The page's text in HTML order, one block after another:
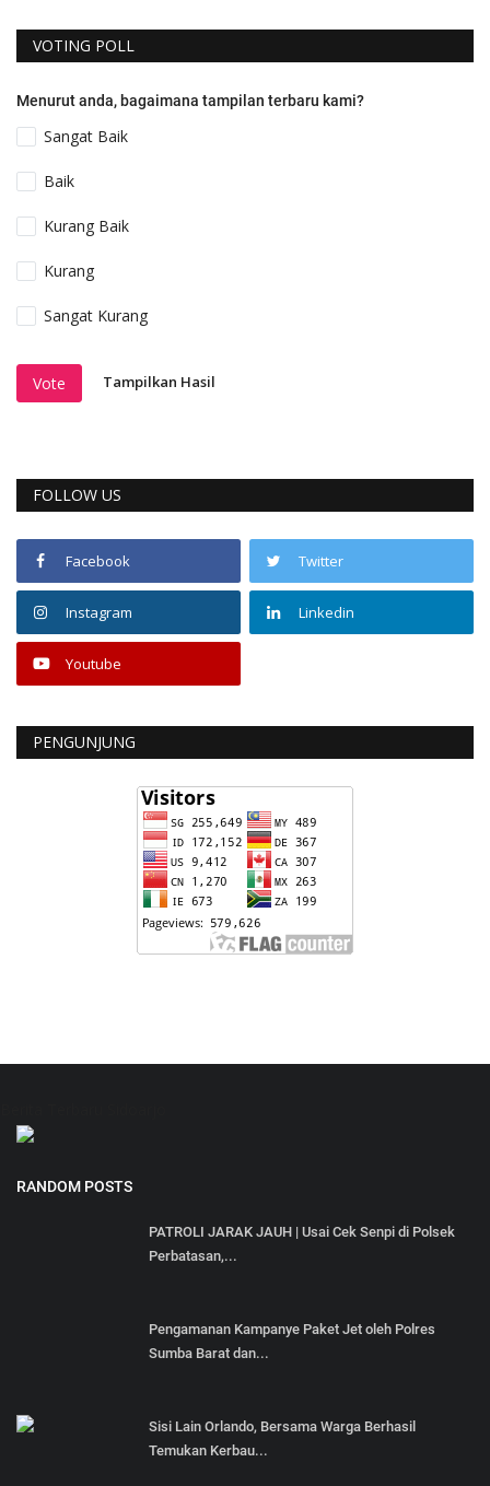
VOTING POLL
Menurut anda, bagaimana tampilan terbaru kami?
Sangat Baik
Baik
Kurang Baik
Kurang
Sangat Kurang
Vote Tampilkan Hasil
FOLLOW US
Facebook Twitter
Instagram Linkedin
Youtube
PENGUNJUNG
RANDOM POSTS
PATROLI JARAK JAUH | Usai Cek Senpi di Polsek
Perbatasan,...
Pengamanan Kampanye Paket Jet oleh Polres
Sumba Barat dan...
Sisi Lain Orlando, Bersama Warga Berhasil
Temukan Kerbau...